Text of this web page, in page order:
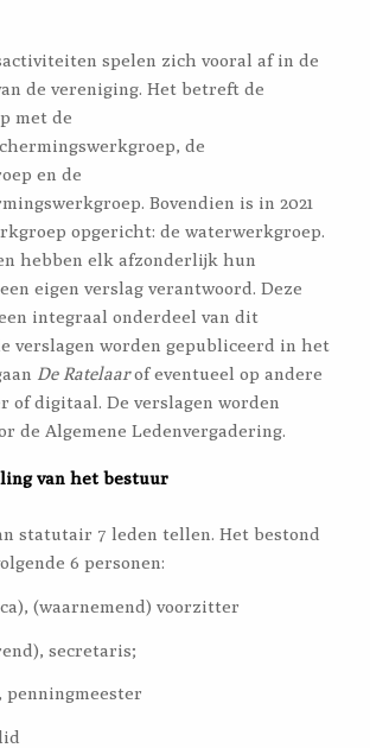
spelen zich vooral af in de
de vereniging. Het betreft de
met de
de
en de
Bovendien is in 2021
opgericht: de waterwerkgroep.
hebben elk afzonderlijk hun
eigen verslag verantwoord. Deze
integraal onderdeel van dit
verslagen worden gepubliceerd in het
De Ratelaarof eventueel op andere
of digitaal. De verslagen worden
de Algemene Ledenvergadering.
van het bestuur
statutair 7 leden tellen. Het bestond
6 personen:
(waarnemend) voorzitter
secretaris;
penningmeester